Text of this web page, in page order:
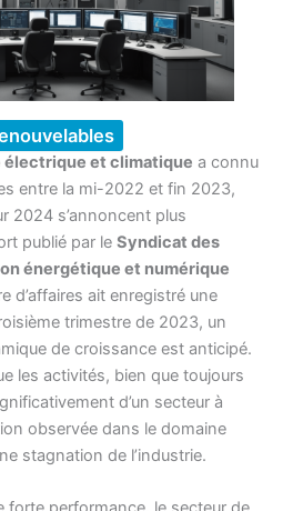
électrique et climatique a connu
entre la mi-2022 et fin 2023,
2024 s’annoncent plus
publié par le Syndicat des
énergétique et numérique
d’affaires ait enregistré une
trimestre de 2023, un
de croissance est anticipé.
les activités, bien que toujours
d’un secteur à
observée dans le domaine
stagnation de l’industrie.